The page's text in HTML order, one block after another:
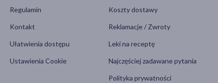
Regulamin
Kontakt
Ułatwienia dostępu
Ustawienia Cookie
Koszty dostawy
Reklamacje / Zwroty
Leki na receptę
Najczęściej zadawane pytania
Polityka prywatności